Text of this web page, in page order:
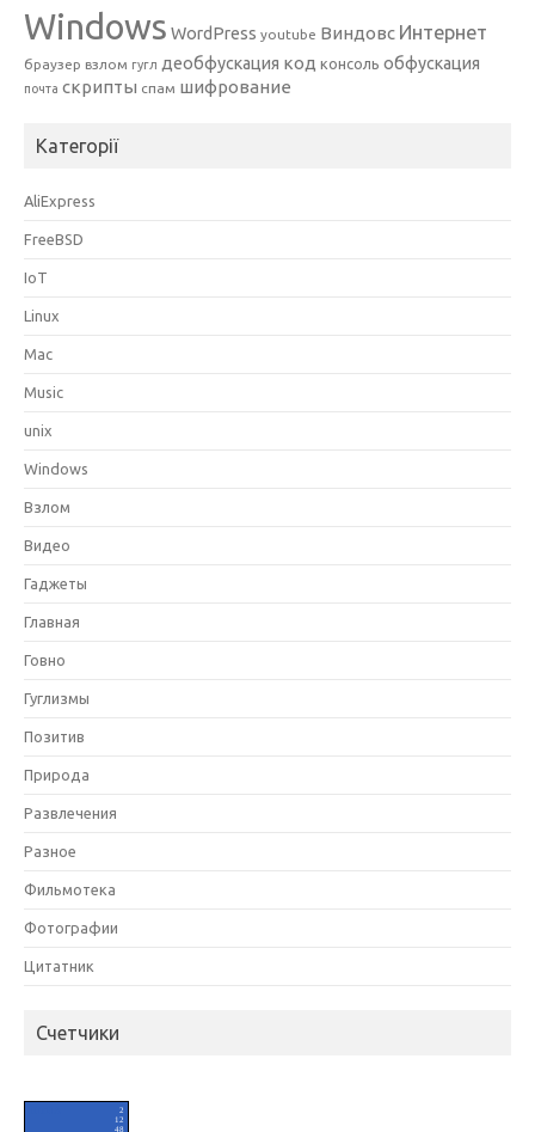
Windows WordPress youtube Виндовс Интернет
браузер взлом гугл деобфускация код консоль обфускация
почта скрипты спам шифрование
Категорії
AliExpress
FreeBSD
IoT
Linux
Mac
Music
unix
Windows
Взлом
Видео
Гаджеты
Главная
Говно
Гуглизмы
Позитив
Природа
Развлечения
Разное
Фильмотека
Фотографии
Цитатник
Счетчики
2
12
48